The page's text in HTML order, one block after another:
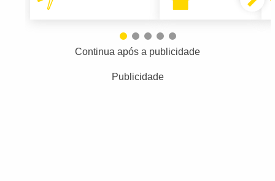
Continua após a publicidade
Publicidade